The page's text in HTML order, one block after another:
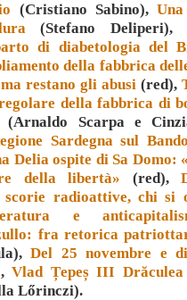
(Cristiano Sabino),
(Stefano Deliperi),
di diabetologia del
della fabbrica
restano gli abusi (red),
della fabbrica di
(Arnaldo Scarpa e
Sardegna sul
Delia ospite di Sa Domo:
della libertà» (red),
scorie radioattive, chi si
e
fra retorica
Del 25 novembre e
Vlad Țepeș III
Lőrinczi).